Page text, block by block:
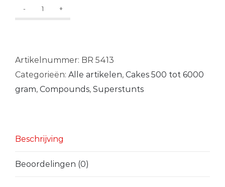
Display
Box
aantal
Artikelnummer: BR 5413
Categorieën: Alle artikelen, Cakes 500 tot 6000
gram, Compounds, Superstunts
Beschrijving
Beoordelingen (0)